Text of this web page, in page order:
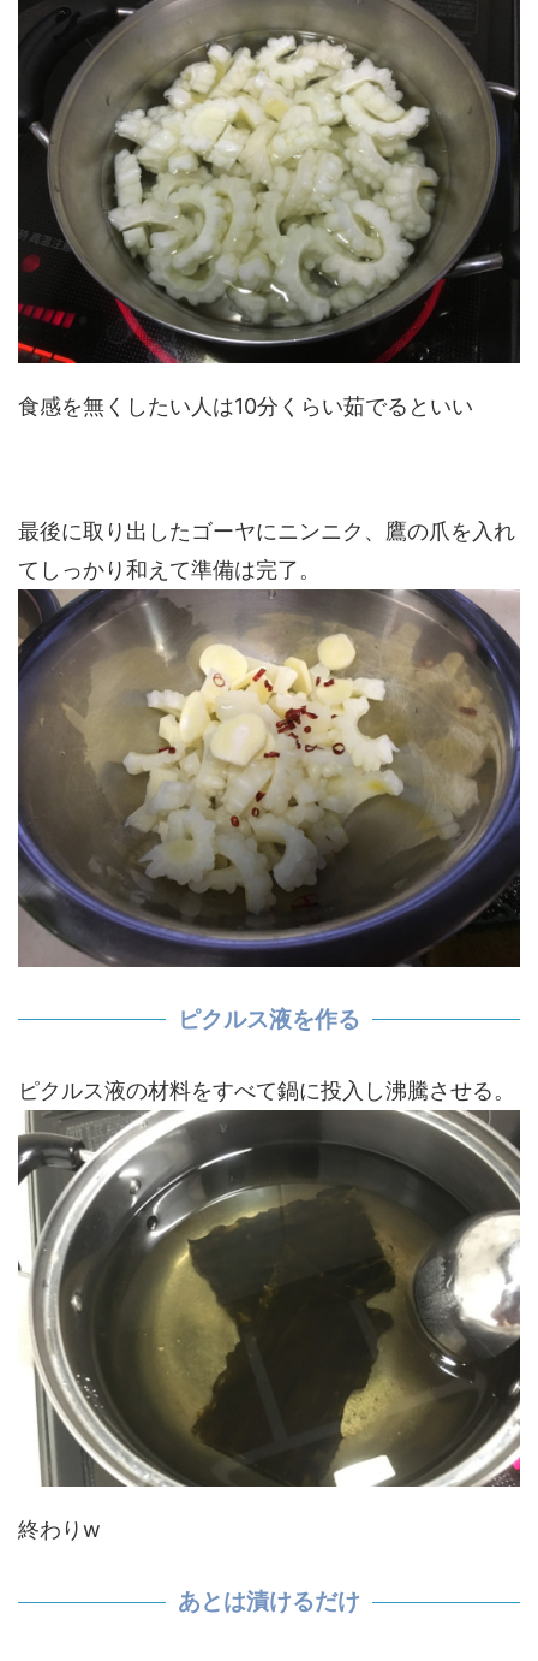
食感を無くしたい人は10分くらい茹でるといい
最後に取り出したゴーヤにニンニク、鷹の爪を入れ
てしっかり和えて準備は完了。
ピクルス液を作る
ピクルス液の材料をすべて鍋に投入し沸騰させる。
終わりw
あとは漬けるだけ